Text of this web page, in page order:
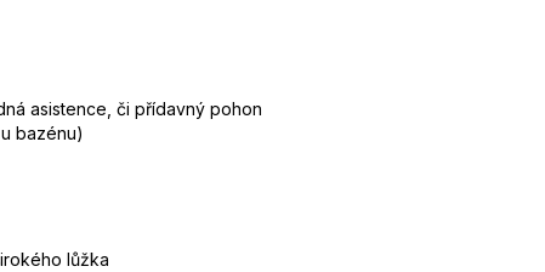
asistence, či přídavný pohon
bazénu)
lůžka